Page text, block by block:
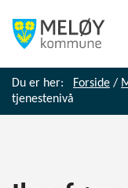
Du er her: Forside /
tjenestenivå